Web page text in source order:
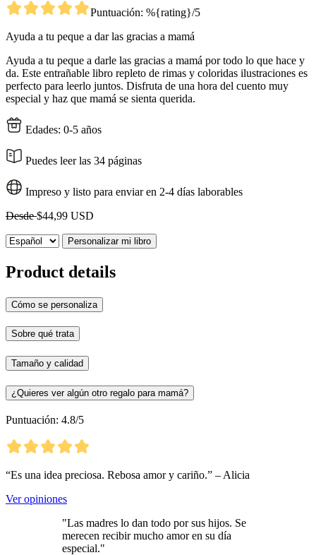
Puntuación: %{rating}/5
Ayuda a tu peque a dar las gracias a mamá
Ayuda a tu peque a darle las gracias a mamá por todo lo que hace y
da. Este entrañable libro repleto de rimas y coloridas ilustraciones es
perfecto para leerlo juntos. Disfruta de una hora del cuento muy
especial y haz que mamá se sienta querida.
Edades: 0-5 años
Puedes leer las 34 páginas
Impreso y listo para enviar en 2-4 días laborables
Desde$44,99 USD
Personalizar mi libro
Product details
Cómo se personaliza
Sobre qué trata
Tamaño y calidad
¿Quieres ver algún otro regalo para mamá?
Puntuación: 4.8/5
“Es una idea preciosa. Rebosa amor y cariño.” – Alicia
Ver opiniones
"Las madres lo dan todo por sus hijos. Se
merecen recibir mucho amor en su día
especial."